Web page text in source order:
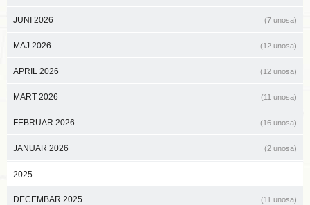
JUNI 2026 (7 unosa)
MAJ 2026 (12 unosa)
APRIL 2026 (12 unosa)
MART 2026 (11 unosa)
FEBRUAR 2026 (16 unosa)
JANUAR 2026 (2 unosa)
2025
DECEMBAR 2025 (11 unosa)